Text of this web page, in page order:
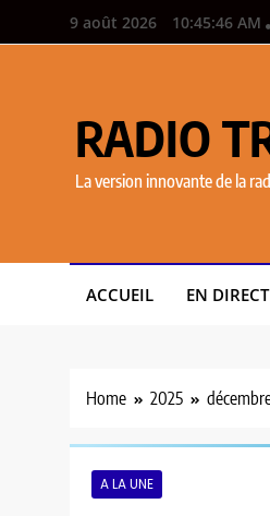
9 août 2026 10:45:48 AM
RADIO
La version innovante de la
ACCUEIL EN DIRECT
Home 2025
A LA UNE